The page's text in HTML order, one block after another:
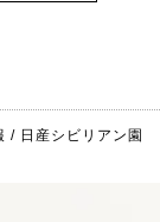
/ 日産シビリアン園